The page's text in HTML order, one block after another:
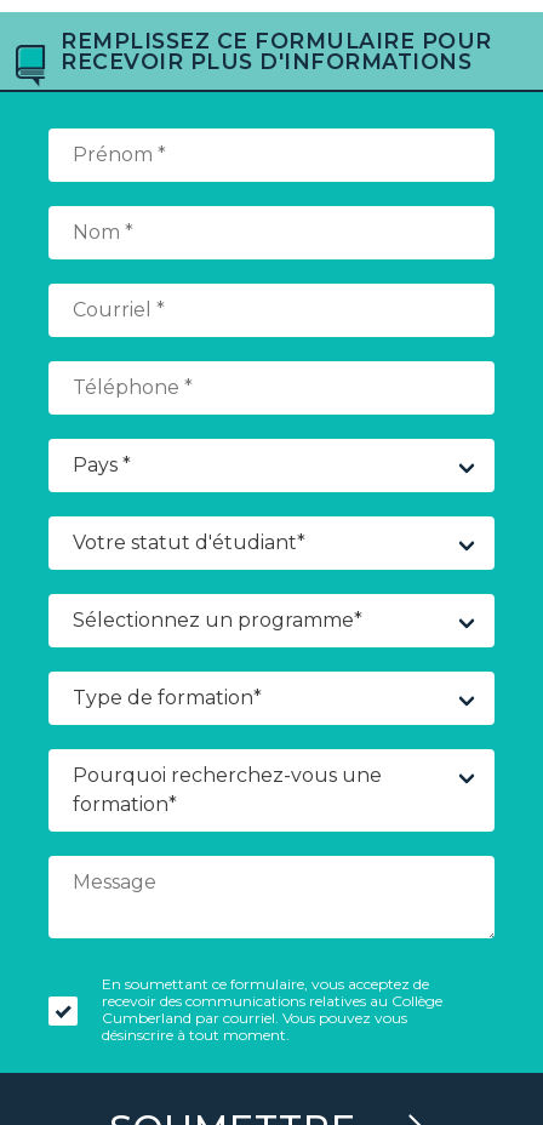
REMPLISSEZ CE FORMULAIRE POUR
RECEVOIR PLUS D'INFORMATIONS
En soumettant ce formulaire, vous acceptez de
recevoir des communications relatives au Collège
Cumberland par courriel. Vous pouvez vous
désinscrire à tout moment.